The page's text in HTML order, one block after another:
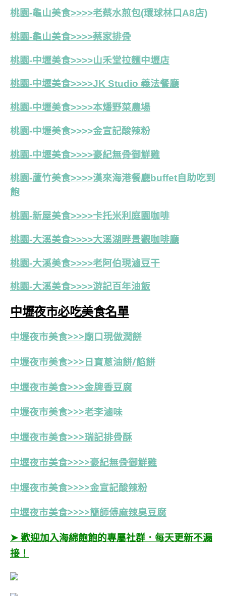
桃園-龜山美食>>>>老蔡水煎包(環球林口A8店)
桃園-龜山美食>>>>蔡家排骨
桃園-中壢美食>>>>山禾堂拉麵中壢店
桃園-中壢美食>>>>JK Studio 義法餐廳
桃園-中壢美食>>>>本燔野菜農場
桃園-中壢美食>>>>金宣記酸辣粉
桃園-中壢美食>>>>豪紀無骨御鮮雞
桃園-蘆竹美食>>>>漢來海港餐廳buffet自助吃到
飽
桃園-新屋美食>>>>卡托米利庭園咖啡
桃園-大溪美食>>>>大溪湖畔景觀咖啡廳
桃園-大溪美食>>>>老阿伯現滷豆干
桃園-大溪美食>>>>游記百年油飯
中壢夜市必吃美食名單
中壢夜市美食>>>廟口現做潤餅
中壢夜市美食>>>日寶蔥油餅/餡餅
中壢夜市美食>>>金牌香豆腐
中壢夜市美食>>>老李滷味
中壢夜市美食>>>瑞記排骨酥
中壢夜市美食>>>>豪紀無骨御鮮雞
中壢夜市美食>>>>金宣記酸辣粉
中壢夜市美食>>>>簡師傅麻辣臭豆腐
➤ 歡迎加入海綿飽飽的專屬社群．每天更新不漏
接！